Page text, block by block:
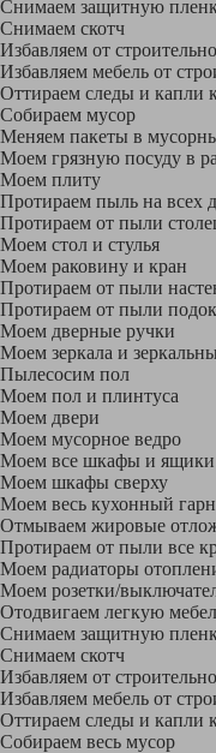
Снимаем защитную
Снимаем скотч
Избавляем от
Избавляем мебель от
Оттираем следы и капли
Собираем мусор
Меняем пакеты в
Моем грязную посуду в
Моем плиту
Протираем пыль на всех
Протираем от пыли
Моем стол и стулья
Моем раковину и кран
Протираем от пыли
Протираем от пыли
Моем дверные ручки
Моем зеркала и
Пылесосим пол
Моем пол и плинтуса
Моем двери
Моем мусорное ведро
Моем все шкафы и ящики
Моем шкафы сверху
Моем весь кухонный
Отмываем жировые
Протираем от пыли все
Моем радиаторы
Моем розетки/
Отодвигаем легкую
Снимаем защитную
Снимаем скотч
Избавляем от
Избавляем мебель от
Оттираем следы и капли
Собираем весь мусор